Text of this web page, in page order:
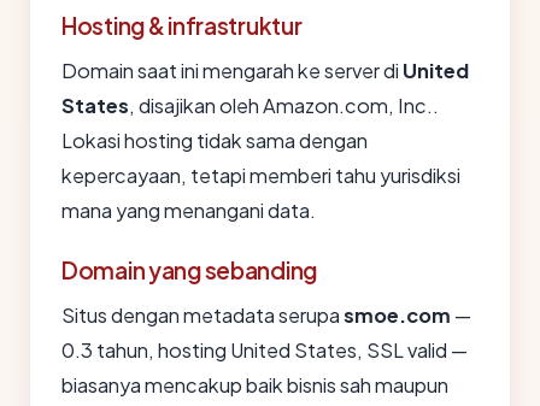
Hosting & infrastruktur
Domain saat ini mengarah ke server di United
States, disajikan oleh Amazon.com, Inc..
Lokasi hosting tidak sama dengan
kepercayaan, tetapi memberi tahu yurisdiksi
mana yang menangani data.
Domain yang sebanding
Situs dengan metadata serupasmoe.com —
0.3 tahun, hosting United States, SSL valid —
biasanya mencakup baik bisnis sah maupun